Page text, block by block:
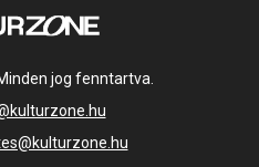
jog fenntartva.